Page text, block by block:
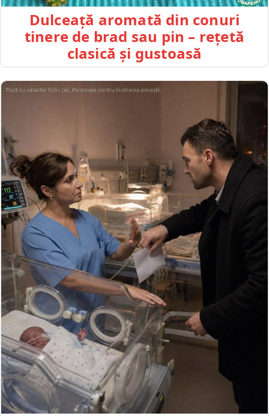
Dulceață aromată din conuri
tinere de brad sau pin – rețetă
clasică și gustoasă